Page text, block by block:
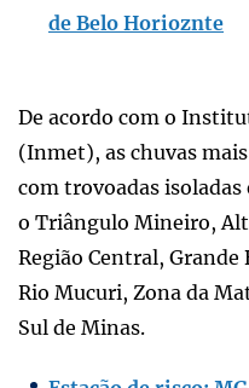
de Belo Horioznte
De acordo com o
(Inmet), as chuvas
com trovoadas
o Triângulo Mineiro,
Região Central, Grande
Rio Mucuri, Zona da
Sul de Minas.